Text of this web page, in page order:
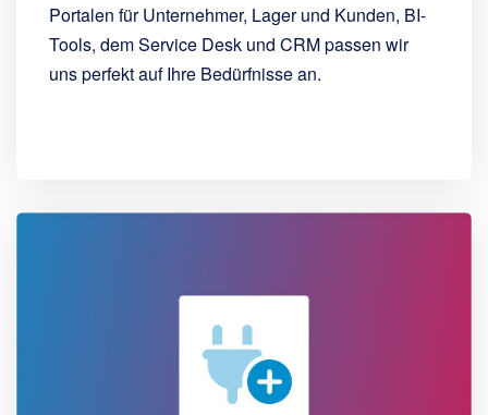
Portalen für Unternehmer, Lager und Kunden, BI-
Tools, dem Service Desk und CRM passen wir
uns perfekt auf Ihre Bedürfnisse an.